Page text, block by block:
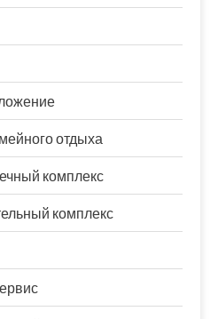
отдыха
комплекс
комплекс